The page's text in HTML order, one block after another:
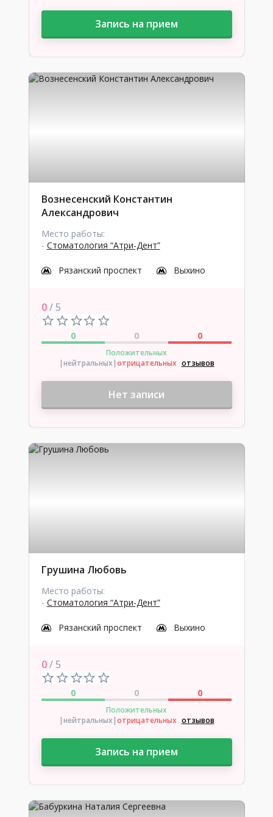
Запись на прием
Вознесенский Константин
Александрович
Место работы:
- Стоматология “Атри-Дент”
Рязанский проспект Выхино
0/ 5
0 0 0
Положительных
|нейтральных|отрицательных отзывов
Нет записи
Грушина Любовь
Место работы:
- Стоматология “Атри-Дент”
Рязанский проспект Выхино
0/ 5
0 0 0
Положительных
|нейтральных|отрицательных отзывов
Запись на прием